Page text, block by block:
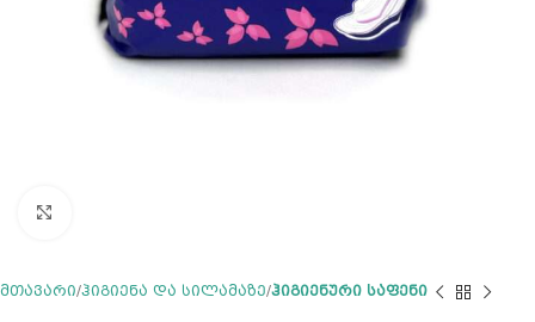
მთავარი ჰიგიენა და სილამაზე ჰიგიენური საფენი